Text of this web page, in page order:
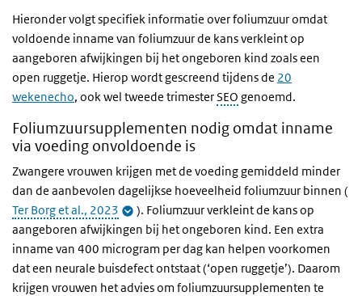
Hieronder volgt specifiek informatie over foliumzuur omdat
voldoende inname van foliumzuur de kans verkleint op
aangeboren afwijkingen bij het ongeboren kind zoals een
open ruggetje. Hierop wordt gescreend tijdens de 20
wekenecho, ook wel tweede trimesterSEO genoemd.
Foliumzuursupplementen nodig omdat inname
via voeding onvoldoende is
Zwangere vrouwen krijgen met de voeding gemiddeld minder
dan de aanbevolen dagelijkse hoeveelheid foliumzuur binnen (
Ter Borg et al., 2023
). Foliumzuur verkleint de kans op
aangeboren afwijkingen bij het ongeboren kind. Een extra
inname van 400 microgram per dag kan helpen voorkomen
dat een neurale buisdefect ontstaat (‘open ruggetje’). Daarom
krijgen vrouwen het advies om foliumzuursupplementen te